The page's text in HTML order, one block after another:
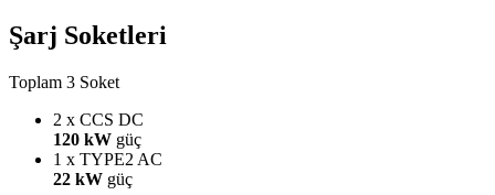
Şarj Soketleri
Toplam 3 Soket
2 x CCS DC
120 kW güç
1 x TYPE2 AC
22 kW güç